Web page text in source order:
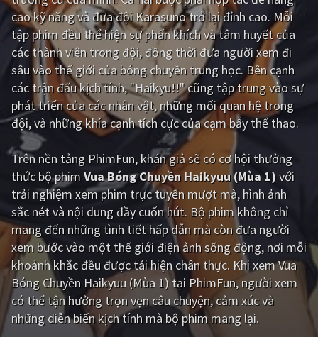
Giật gân Gia đình
Bí ẩn Lịch sử
Viễn Tây Tiểu sử
GameShow DramaTV
QUỐC GIA
Âu - Mỹ Trung Quốc - Hồng Kông
Hàn Quốc Nhật Bản
Ấn Độ Việt Nam
Tổng hợp
CẬP NHẬT
PHIM MỚI
cao kỹ năng và đưa đội Karasuno trở lại đỉnh cao. Mỗi
tập phim đều thể hiện sự phấn khích và tâm huyết của
các thành viên trong đội, đồng thời đưa người xem đi
sâu vào thế giới của bóng chuyền trung học. Bên cạnh
các trận đấu kịch tính, "Haikyu!!" cũng tập trung vào sự
phát triển của các nhân vật, những mối quan hệ trong
đội, và những khía cạnh tích cực của cạm bẫy thể thao.
Trên nền tảng PhimFun, khán giả sẽ có cơ hội thưởng
thức bộ phim Vua Bóng Chuyền Haikyuu (Mùa 1)với
trải nghiệm xem phim trực tuyến mượt mà, hình ảnh
sắc nét và nội dung đầy cuốn hút. Bộ phim không chỉ
mang đến những tình tiết hấp dẫn mà còn đưa người
xem bước vào một thế giới điện ảnh sống động, nơi mỗi
khoảnh khắc đều được tái hiện chân thực. Khi xem Vua
Bóng Chuyền Haikyuu (Mùa 1) tại PhimFun, người xem
có thể tận hưởng trọn vẹn câu chuyện, cảm xúc và
những diễn biến kịch tính mà bộ phim mang lại.